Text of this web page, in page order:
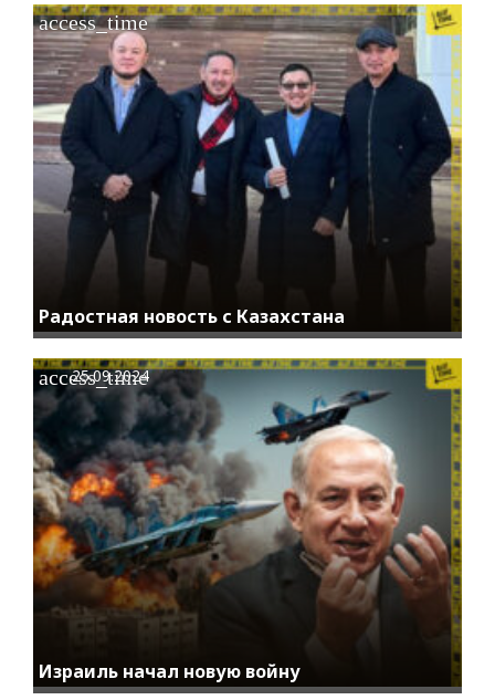
Радостная новость с Казахстана
access_time
Израиль начал новую войну
access_time
25.09.2024